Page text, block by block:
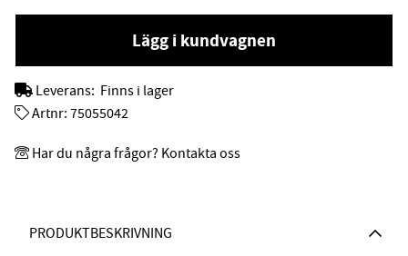
PRODUKTBESKRIVNING
Lägg i kundvagnen
Leverans: Finns i lager
Artnr: 75055042
Har du några frågor? Kontakta oss